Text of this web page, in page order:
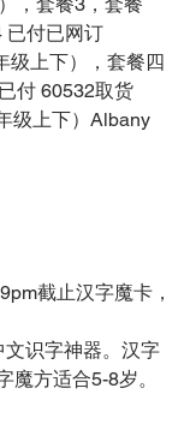
已付已网订
级上下），套餐四
付 60532取货
级上下）Albany
截止汉字魔卡，
识字神器。汉字
魔方适合5-8岁。